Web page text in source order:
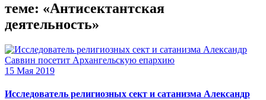
теме: «Антисектантская
деятельность»
15 Мая 2019
Исследователь религиозных сект и сатанизма Александр